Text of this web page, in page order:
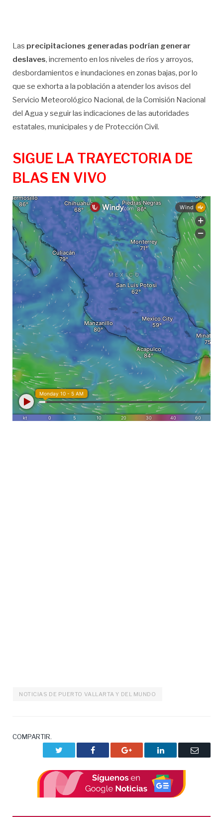
Las precipitaciones generadas podrían generar
deslaves, incremento en los niveles de ríos y arroyos,
desbordamientos e inundaciones en zonas bajas, por lo
que se exhorta a la población a atender los avisos del
Servicio Meteorológico Nacional, de la Comisión Nacional
del Agua y seguir las indicaciones de las autoridades
estatales, municipales y de Protección Civil.
SIGUE LA TRAYECTORIA DE
BLAS EN VIVO
NOTICIAS DE PUERTO VALLARTA Y DEL MUNDO
COMPARTIR.
Facebook Google+ LinkedIn
Correo